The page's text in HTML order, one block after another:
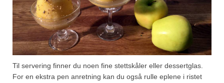
Til servering finner du noen fine stettskåler eller dessertglas.
For en ekstra pen anretning kan du også rulle eplene i ristet